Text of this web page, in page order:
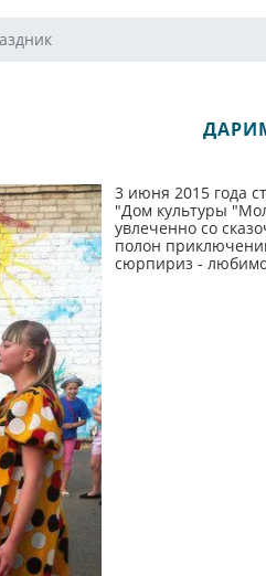
3 июня 2015 года
"Дом культуры
увлеченно со
полон
сюрпириз -